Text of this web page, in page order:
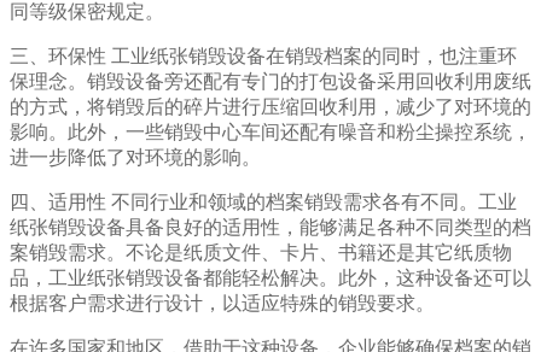
同等级保密规定。
三、环保性 工业纸张销毁设备在销毁档案的同时，也注重环
保理念。销毁设备旁还配有专门的打包设备采用回收利用废纸
的方式，将销毁后的碎片进行压缩回收利用，减少了对环境的
影响。此外，一些销毁中心车间还配有噪音和粉尘操控系统，
进一步降低了对环境的影响。
四、适用性 不同行业和领域的档案销毁需求各有不同。工业
纸张销毁设备具备良好的适用性，能够满足各种不同类型的档
案销毁需求。不论是纸质文件、卡片、书籍还是其它纸质物
品，工业纸张销毁设备都能轻松解决。此外，这种设备还可以
根据客户需求进行设计，以适应特殊的销毁要求。